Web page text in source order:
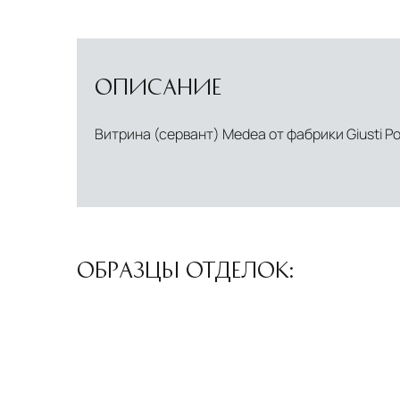
ОПИСАНИЕ
Витрина (сервант) Medea от фабрики Giusti
ОБРАЗЦЫ ОТДЕЛОК: